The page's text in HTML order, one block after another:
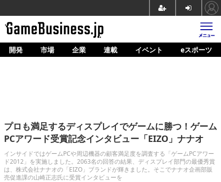
ホーム
企業動向
人材育成
産業政策
開発 市場 企業 連載 イベント eスポーツ
プロも満足するディスプレイでゲームに勝つ！ゲーム
PCアワード受賞記念インタビュー「EIZO」ナナオ
インサイドではゲームPCや周辺機器の顧客満足度を調査する「ゲームPCアワー
ド2012」を実施しました。2063名の回答の結果、ディスプレイ部門の最優秀賞
は、株式会社ナナオの「EIZO」ブランドが輝きました。そこでナナオ企画部販
売促進課の山崎正志氏に受賞インタビューを